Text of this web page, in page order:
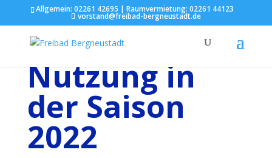
Allgemein: 02261 42695 | Raumvermietung: 02261 44123
vorstand@freibad-bergneustadt.de
Nutzung in
der Saison
2022